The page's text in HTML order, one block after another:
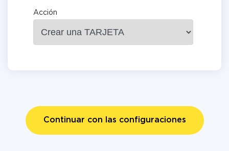
Acción
Continuar con las configuraciones